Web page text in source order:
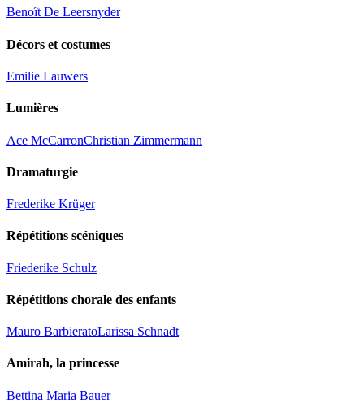
Benoît De Leersnyder
Décors et costumes
Emilie Lauwers
Lumières
Ace McCarronChristian Zimmermann
Dramaturgie
Frederike Krüger
Répétitions scéniques
Friederike Schulz
Répétitions chorale des enfants
Mauro BarbieratoLarissa Schnadt
Amirah, la princesse
Bettina Maria Bauer